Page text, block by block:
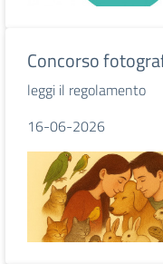
Concorso
leggi il regolamento
16-06-2026